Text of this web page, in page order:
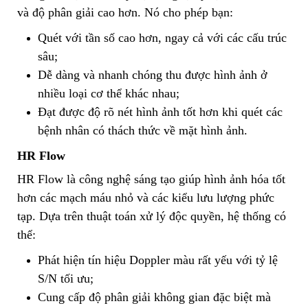
và độ phân giải cao hơn. Nó cho phép bạn:
Quét với tần số cao hơn, ngay cả với các cấu trúc
sâu;
Dễ dàng và nhanh chóng thu được hình ảnh ở
nhiều loại cơ thể khác nhau;
Đạt được độ rõ nét hình ảnh tốt hơn khi quét các
bệnh nhân có thách thức về mặt hình ảnh.
HR Flow
HR Flow là công nghệ sáng tạo giúp hình ảnh hóa tốt
hơn các mạch máu nhỏ và các kiểu lưu lượng phức
tạp. Dựa trên thuật toán xử lý độc quyền, hệ thống có
thể:
Phát hiện tín hiệu Doppler màu rất yếu với tỷ lệ
S/N tối ưu;
Cung cấp độ phân giải không gian đặc biệt mà